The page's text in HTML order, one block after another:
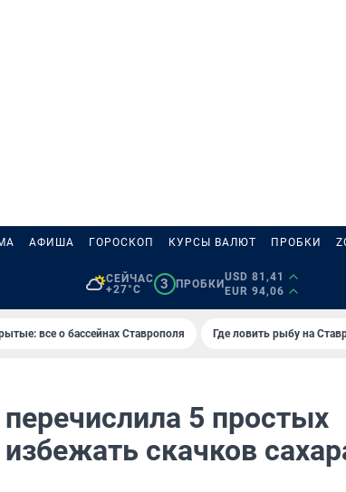
АФИША ГОРОСКОП КУРСЫ ВАЛЮТ ПРОБКИ
СЕЙЧАС
+27°C
3 ПРОБКИ
USD 81,41
EUR 94,06
все о бассейнах Ставрополя Где ловить рыбу на
5 простых
скачков